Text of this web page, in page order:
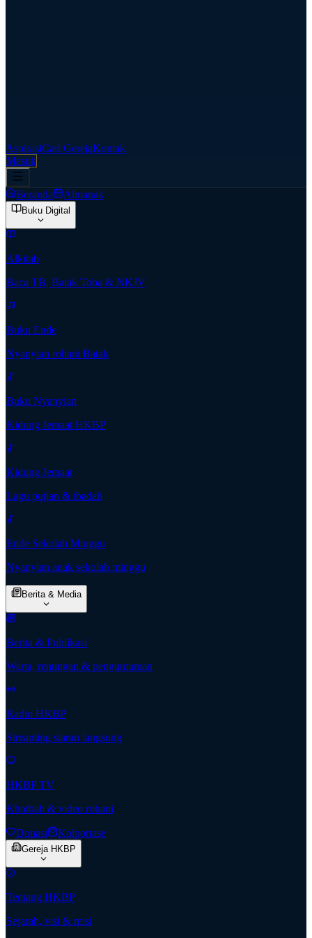
AspirasiCari GerejaKontak
Masuk
Beranda Almanak
Buku Digital
Alkitab
Baca TB, Batak Toba & NKJV
Buku Ende
Nyanyian rohani Batak
Buku Nyanyian
Kidung Jemaat HKBP
Kidung Jemaat
Lagu pujian & ibadah
Ende Sekolah Minggu
Nyanyian anak sekolah minggu
Berita & Media
Berita & Publikasi
Warta, renungan & pengumuman
Radio HKBP
Streaming siaran langsung
HKBP TV
Khotbah & video rohani
Donasi Kolportase
Gereja HKBP
Tentang HKBP
Sejarah, visi & misi